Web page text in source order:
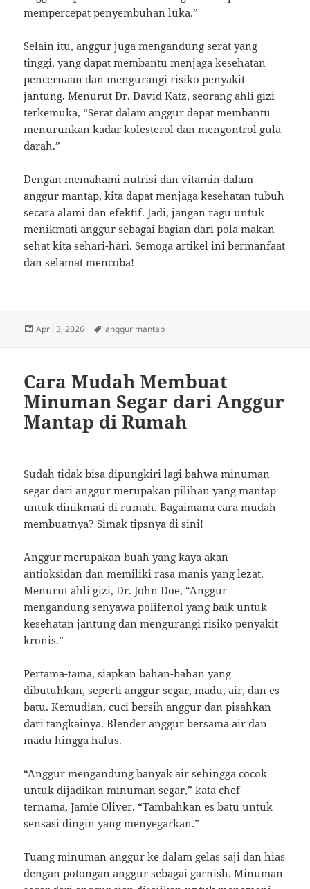
mempercepat penyembuhan luka.”
Selain itu, anggur juga mengandung serat yang
tinggi, yang dapat membantu menjaga kesehatan
pencernaan dan mengurangi risiko penyakit
jantung. Menurut Dr. David Katz, seorang ahli gizi
terkemuka, “Serat dalam anggur dapat membantu
menurunkan kadar kolesterol dan mengontrol gula
darah.”
Dengan memahami nutrisi dan vitamin dalam
anggur mantap, kita dapat menjaga kesehatan tubuh
secara alami dan efektif. Jadi, jangan ragu untuk
menikmati anggur sebagai bagian dari pola makan
sehat kita sehari-hari. Semoga artikel ini bermanfaat
dan selamat mencoba!
Posted
April 3, 2026 Tags
anggur mantap
Cara Mudah Membuat
Minuman Segar dari Anggur
Mantap di Rumah
Sudah tidak bisa dipungkiri lagi bahwa minuman
segar dari anggur merupakan pilihan yang mantap
untuk dinikmati di rumah. Bagaimana cara mudah
membuatnya? Simak tipsnya di sini!
Anggur merupakan buah yang kaya akan
antioksidan dan memiliki rasa manis yang lezat.
Menurut ahli gizi, Dr. John Doe, “Anggur
mengandung senyawa polifenol yang baik untuk
kesehatan jantung dan mengurangi risiko penyakit
kronis.”
Pertama-tama, siapkan bahan-bahan yang
dibutuhkan, seperti anggur segar, madu, air, dan es
batu. Kemudian, cuci bersih anggur dan pisahkan
dari tangkainya. Blender anggur bersama air dan
madu hingga halus.
“Anggur mengandung banyak air sehingga cocok
untuk dijadikan minuman segar,” kata chef
ternama, Jamie Oliver. “Tambahkan es batu untuk
sensasi dingin yang menyegarkan.”
Tuang minuman anggur ke dalam gelas saji dan hias
dengan potongan anggur sebagai garnish. Minuman